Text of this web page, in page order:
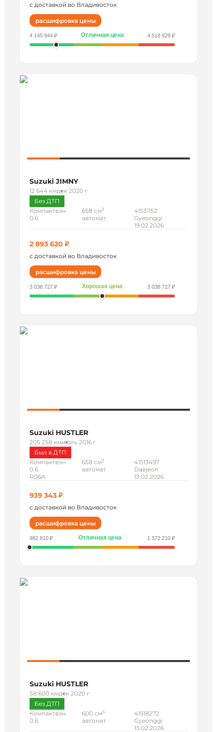
с доставкой во Владивосток
расшифровка цены
4 145 944 ₽ Отличная цена 4 518 929 ₽
Suzuki JIMNY
12 644 кмдек 2020 г
Без ДТП
Компактвэн
0.6
658 см3
автомат
41531152
Gyeonggi
19.02.2026
2 893 620 ₽
с доставкой во Владивосток
расшифровка цены
3 038 727 ₽ Хорошая цена 3 038 727 ₽
Suzuki HUSTLER
205 258 кмиюль 2016 г
Был в ДТП
Компактвэн
0.6
R06A
658 см3
автомат
41513497
Daejeon
13.02.2026
939 343 ₽
с доставкой во Владивосток
расшифровка цены
982 810 ₽ Отличная цена 1 372 210 ₽
Suzuki HUSTLER
58 600 кмдек 2020 г
Без ДТП
Компактвэн
0.6
600 см3
автомат
41518272
Gyeonggi
13.02.2026